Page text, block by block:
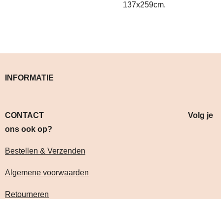
137x259cm.
INFORMATIE
CONTACT Volg je
ons ook op?
Bestellen & Verzenden
Algemene voorwaarden
Retourneren